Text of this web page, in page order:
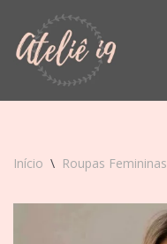
Pular
para
Início \ Roupas Femininas